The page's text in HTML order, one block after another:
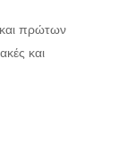
και πρώτων
και